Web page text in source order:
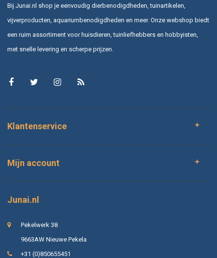
Bij Junai.nl shop je eenvoudig dierbenodigdheden, tuinartikelen,
vijverproducten, aquariumbenodigdheden en meer. Onze webshop biedt
een ruim assortiment voor huisdieren, tuinliefhebbers en hobbyisten,
met snelle levering en scherpe prijzen.
Klantenservice
Mijn account
Junai.nl
Pekelwerk 38
9663AW Nieuwe Pekela
+31 (0)850655451